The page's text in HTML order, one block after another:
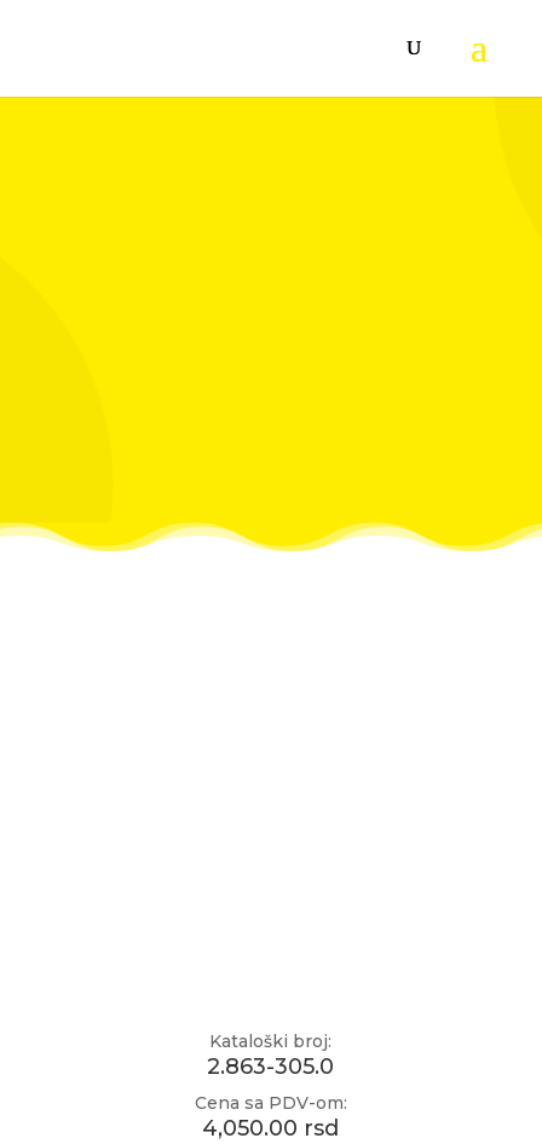
Kataloški broj:
2.863-305.0
Cena sa PDV-om:
4,050.00 rsd